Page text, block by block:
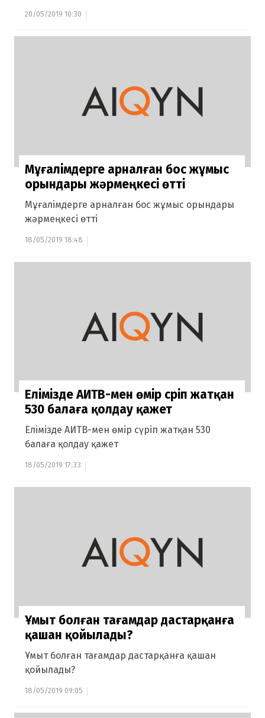
20/05/2019 10:30
Мұғалімдерге арналған бос жұмыс
орындары жәрмеңкесі өтті
Мұғалімдерге арналған бос жұмыс орындары
жәрмеңкесі өтті
18/05/2019 18:48
Елімізде АИТВ-мен өмір сүріп жатқан
530 балаға қолдау қажет
Елімізде АИТВ-мен өмір сүріп жатқан 530
балаға қолдау қажет
18/05/2019 17:33
Ұмыт болған тағамдар дастарқанға
қашан қойылады?
Ұмыт болған тағамдар дастарқанға қашан
қойылады?
18/05/2019 09:05